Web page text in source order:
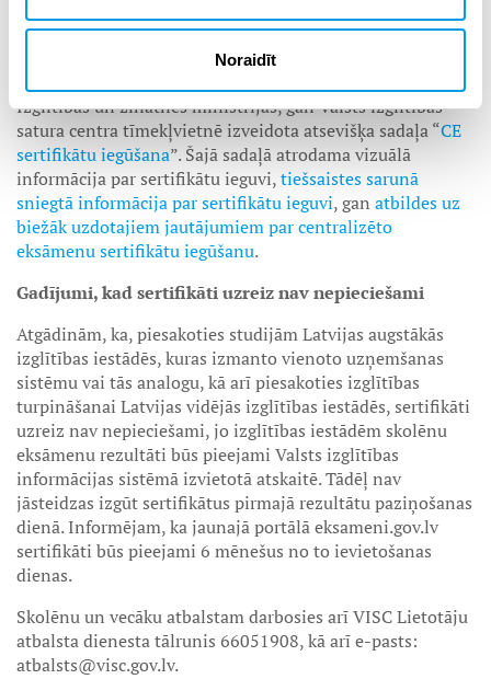
Noraidīt
atbalsts
Lai skolēniem, viņu vecākiem un skolu darbiniekiem būtu
ērti orientēties portālu pakalpojumos un lietojumā, gan
Izglītības un zinātnes ministrijas, gan Valsts izglītības
satura centra tīmekļvietnē izveidota atsevišķa sadaļa “CE
sertifikātu iegūšana”. Šajā sadaļā atrodama vizuālā
informācija par sertifikātu ieguvi,tiešsaistes sarunā
sniegtā informācija par sertifikātu ieguvi, gan atbildes uz
biežāk uzdotajiem jautājumiem par centralizēto
eksāmenu sertifikātu iegūšanu.
Gadījumi, kad sertifikāti uzreiz nav nepieciešami
Atgādinām, ka, piesakoties studijām Latvijas augstākās
izglītības iestādēs, kuras izmanto vienoto uzņemšanas
sistēmu vai tās analogu, kā arī piesakoties izglītības
turpināšanai Latvijas vidējās izglītības iestādēs, sertifikāti
uzreiz nav nepieciešami, jo izglītības iestādēm skolēnu
eksāmenu rezultāti būs pieejami Valsts izglītības
informācijas sistēmā izvietotā atskaitē. Tādēļ nav
jāsteidzas izgūt sertifikātus pirmajā rezultātu paziņošanas
dienā. Informējam, ka jaunajā portālā eksameni.gov.lv
sertifikāti būs pieejami 6 mēnešus no to ievietošanas
dienas.
Skolēnu un vecāku atbalstam darbosies arī VISC Lietotāju
atbalsta dienesta tālrunis 66051908, kā arī e-pasts:
atbalsts@visc.gov.lv.